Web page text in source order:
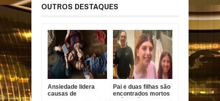
OUTROS DESTAQUES
Ansiedade lidera
causas de
Pai e duas filhas são
encontrados mortos